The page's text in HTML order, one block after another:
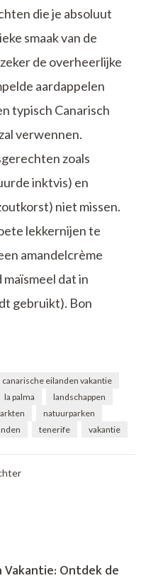
die je absoluut
smaak van de
de overheerlijke
aardappelen
typisch Canarisch
verwennen.
zoals
inktvis) en
niet missen.
lekkernijen te
amandelcrème
dat in
gebruikt). Bon
canarische eilanden vakantie
la palma
landschappen
natuurparken
tenerife
vakantie
op
Eilanden Ontdek de